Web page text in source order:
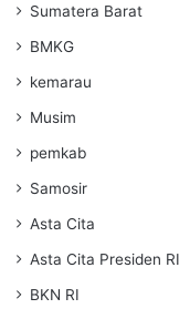
Sumatera Barat
BMKG
kemarau
Musim
pemkab
Samosir
Asta Cita
Asta Cita Presiden RI
BKN RI